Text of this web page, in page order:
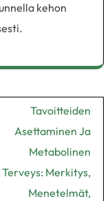
kehon
Tavoitteiden
Asettaminen Ja
Metabolinen
Terveys: Merkitys,
Menetelmät,